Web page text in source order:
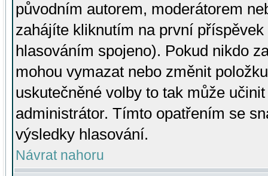
původním autorem, moderátorem
zahájíte kliknutím na první
hlasováním spojeno). Pokud nikdo
mohou vymazat nebo změnit
uskutečněné volby to tak může
administrátor. Tímto opatřením se
výsledky hlasování.
Návrat nahoru